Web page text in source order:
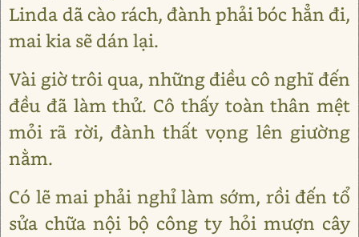
Linda dã cào rách, đành phải bóc hẳn đi,
mai kia sẽ dán lại.
Vài giờ trôi qua, những điều cô nghĩ đến
đều đã làm thử. Cô thấy toàn thân mệt
mỏi rã rời, đành thất vọng lên giường
nằm.
Có lẽ mai phải nghỉ làm sớm, rồi đến tổ
sửa chữa nội bộ công ty hỏi mượn cây